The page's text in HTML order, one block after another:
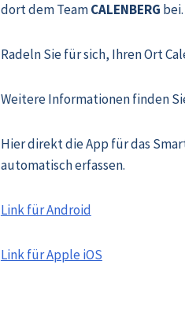
dort dem TeamCALENBERG bei.
Radeln Sie für sich, Ihren Ort
Weitere Informationen finden
Hier direkt die App für das
automatisch erfassen.
Link für Android
Link für Apple iOS